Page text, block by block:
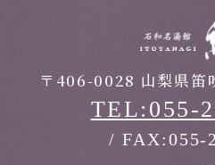
〒406-0028 山梨県笛
TEL:055-
/ FAX:055-